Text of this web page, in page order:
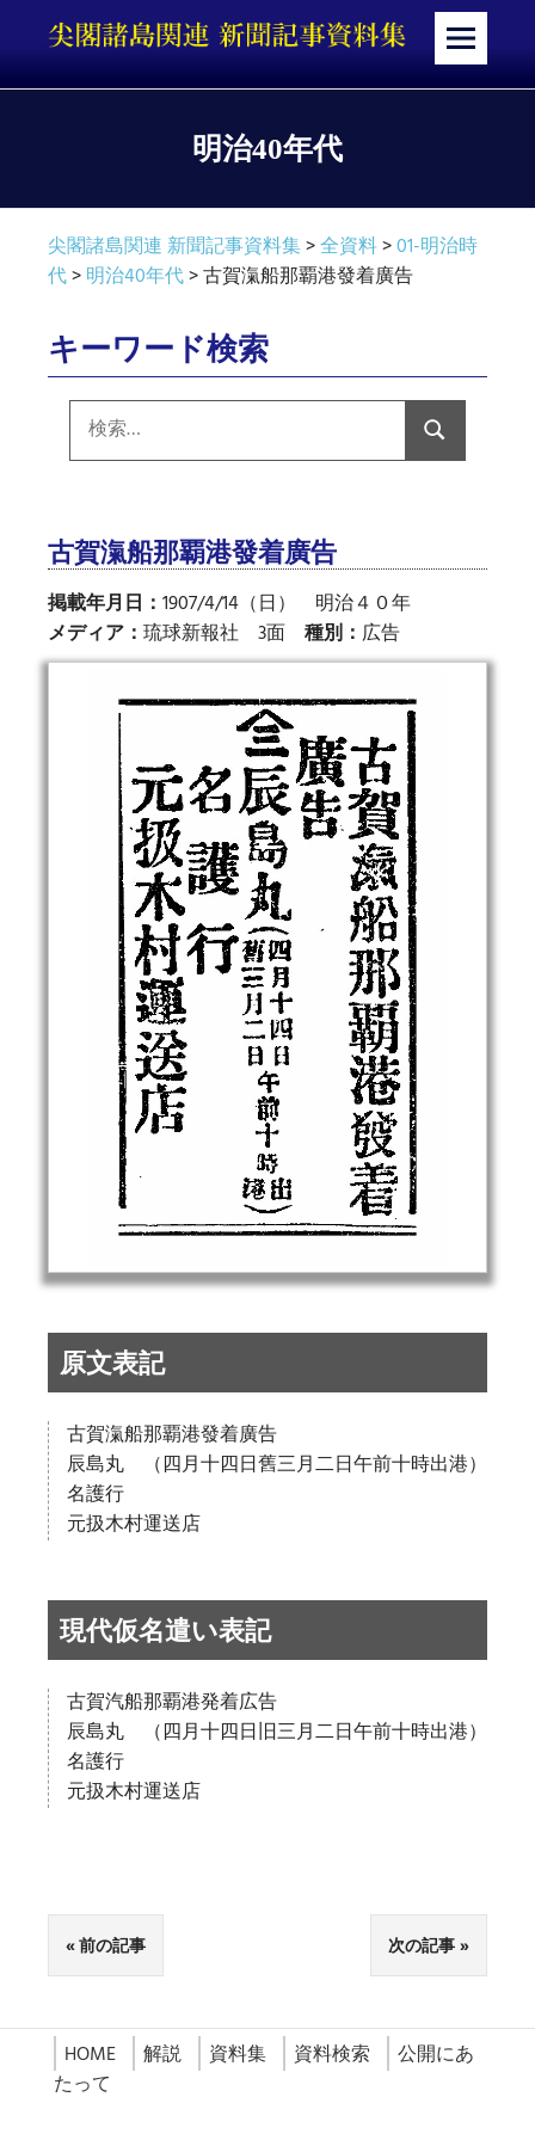
テ
メ
明治40年代
尖閣諸島関連 新聞記事資料集>全資料>01-明治時
代>明治40年代>古賀滊船那覇港發着廣告
キーワード検索
索:
検
索
古賀滊船那覇港發着廣告
掲載年月日： 1907/4/14（日） 明治４０年
メディア： 琉球新報社 3面 種別： 広告
原文表記
古賀滊船那覇港發着廣告
辰島丸 （四月十四日舊三月二日午前十時出港）
名護行
元扱木村運送店
現代仮名遣い表記
古賀汽船那覇港発着広告
辰島丸 （四月十四日旧三月二日午前十時出港）
名護行
元扱木村運送店
前の記事 次の記事
HOME 解説 資料集 資料検索
公開にあ
たって